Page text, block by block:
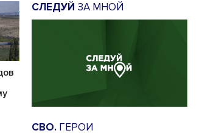
СЛЕДУЙ ЗА МНОЙ
СВО. ГЕРОИ